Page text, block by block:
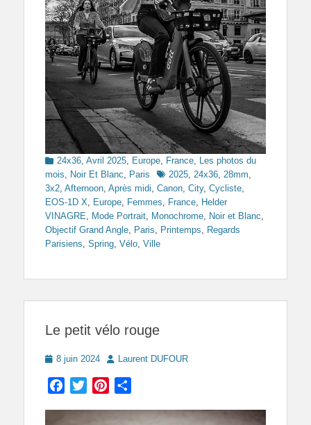
Categories
24x36, Avril 2025, Europe, France, Les photos du
mois, Noir Et Blanc, Paris Tags2025, 24x36, 28mm,
3x2, Afternoon, Après midi, Canon, City, Cycliste,
EOS-1D X, Europe, Femmes, France, Helder
VINAGRE, Mode Portrait, Monochrome, Noir et Blanc,
Objectif Grand Angle, Paris, Printemps, Regards
Parisiens, Spring, Vélo, Ville
Le petit vélo rouge
Posted
8 juin 2024 AuthorLaurent DUFOUR
Facebook
TwitterPinterest